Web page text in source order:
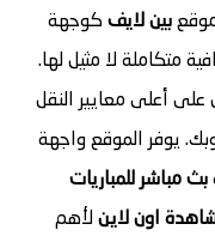
موقعبين لايف كوجهة
متكاملة لا مثيل لها.
أعلى معايير النقل
يوفر الموقع واجهة
بث مباشر للمباريات
اون لاين لأهم